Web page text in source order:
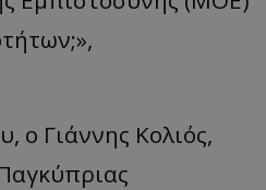
ο Γιάννης Κολιός,